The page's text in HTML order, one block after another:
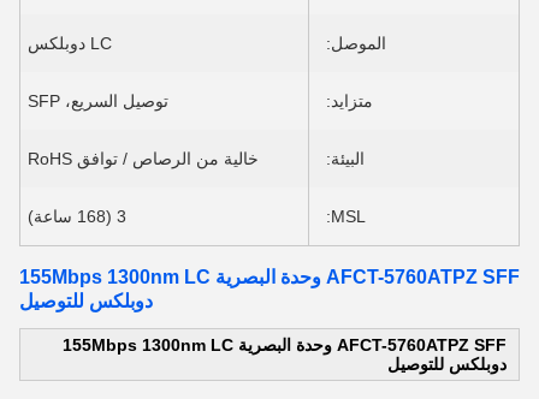
الموصل: LC دوبلكس
متزايد: توصيل السريع، SFP
البيئة: خالية من الرصاص / توافق RoHS
MSL: 3 (168 ساعة)
AFCT-5760ATPZ SFF وحدة البصرية 155Mbps 1300nm LC
دوبلكس للتوصيل
AFCT-5760ATPZ SFF وحدة البصرية 155Mbps 1300nm LC
دوبلكس للتوصيل